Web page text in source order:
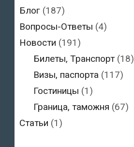
Блог (187)
Вопросы-Ответы (4)
Новости (191)
Билеты, Транспорт(18)
Визы, паспорта (117)
Гостиницы (1)
Граница, таможня (67)
Статьи (1)